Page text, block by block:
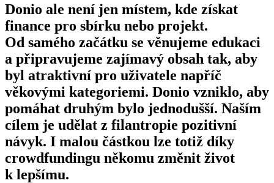
Donio ale není jen místem, kde získat
finance pro sbírku nebo projekt.
Od samého začátku se věnujeme edukaci
a připravujeme zajímavý obsah tak, aby
byl atraktivní pro uživatele napříč
věkovými kategoriemi. Donio vzniklo, aby
pomáhat druhým bylo jednodušší. Naším
cílem je udělat z filantropie pozitivní
návyk. I malou částkou lze totiž díky
crowdfundingu někomu změnit život
k lepšímu.